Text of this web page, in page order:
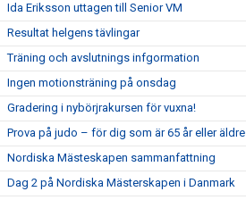
Ida Eriksson uttagen till Senior VM
Resultat helgens tävlingar
Träning och avslutnings infgormation
Ingen motionsträning på onsdag
Gradering i nybörjrakursen för vuxna!
Prova på judo – för dig som är 65 år eller äldre
Nordiska Mästeskapen sammanfattning
Dag 2 på Nordiska Mästerskapen i Danmark